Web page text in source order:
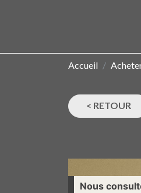
Accueil
< RETOUR
Nous